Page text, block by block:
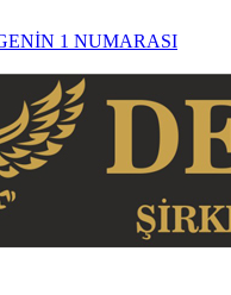
1 NUMARASI